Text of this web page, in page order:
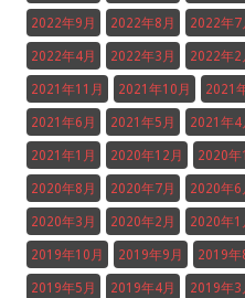
2022年9月 2022年8月 2022年7
2022年4月 2022年3月 2022年2
2021年11月 2021年10月 2021
2021年6月 2021年5月 2021年4
2021年1月 2020年12月 2020年
2020年8月 2020年7月 2020年6
2020年3月 2020年2月 2020年1
2019年10月 2019年9月 2019年
2019年5月 2019年4月 2019年3